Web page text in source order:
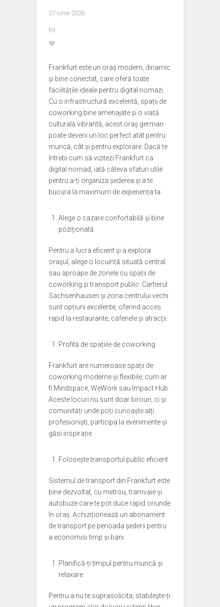
27 iunie 2026
by
Frankfurt este un oraș modern, dinamic
și bine conectat, care oferă toate
facilitățile ideale pentru digital nomazi.
Cu o infrastructură excelentă, spații de
coworking bine amenajate și o viață
culturală vibrantă, acest oraș german
poate deveni un loc perfect atât pentru
muncă, cât și pentru explorare. Dacă te
întrebi cum să vizitezi Frankfurt ca
digital nomad, iată câteva sfaturi utile
pentru a-ți organiza șederea și a te
bucura la maximum de experiența ta.
Alege o cazare confortabilă și bine
poziționată
Pentru a lucra eficient și a explora
orașul, alege o locuință situată central
sau aproape de zonele cu spații de
coworking și transport public. Cartierul
Sachsenhausen și zona centrului vechi
sunt opțiuni excelente, oferind acces
rapid la restaurante, cafenele și atracții.
Profită de spațiile de coworking
Frankfurt are numeroase spații de
coworking moderne și flexibile, cum ar
fi Mindspace, WeWork sau Impact Hub.
Aceste locuri nu sunt doar birouri, ci și
comunități unde poți cunoaște alți
profesioniști, participa la evenimente și
găsi inspirație.
Folosește transportul public eficient
Sistemul de transport din Frankfurt este
bine dezvoltat, cu metrou, tramvaie și
autobuze care te pot duce rapid oriunde
în oraș. Achiziționează un abonament
de transport pe perioada șederii pentru
a economisi timp și bani.
Planifică-ți timpul pentru muncă și
relaxare
Pentru a nu te suprasolicita, stabilește-ți